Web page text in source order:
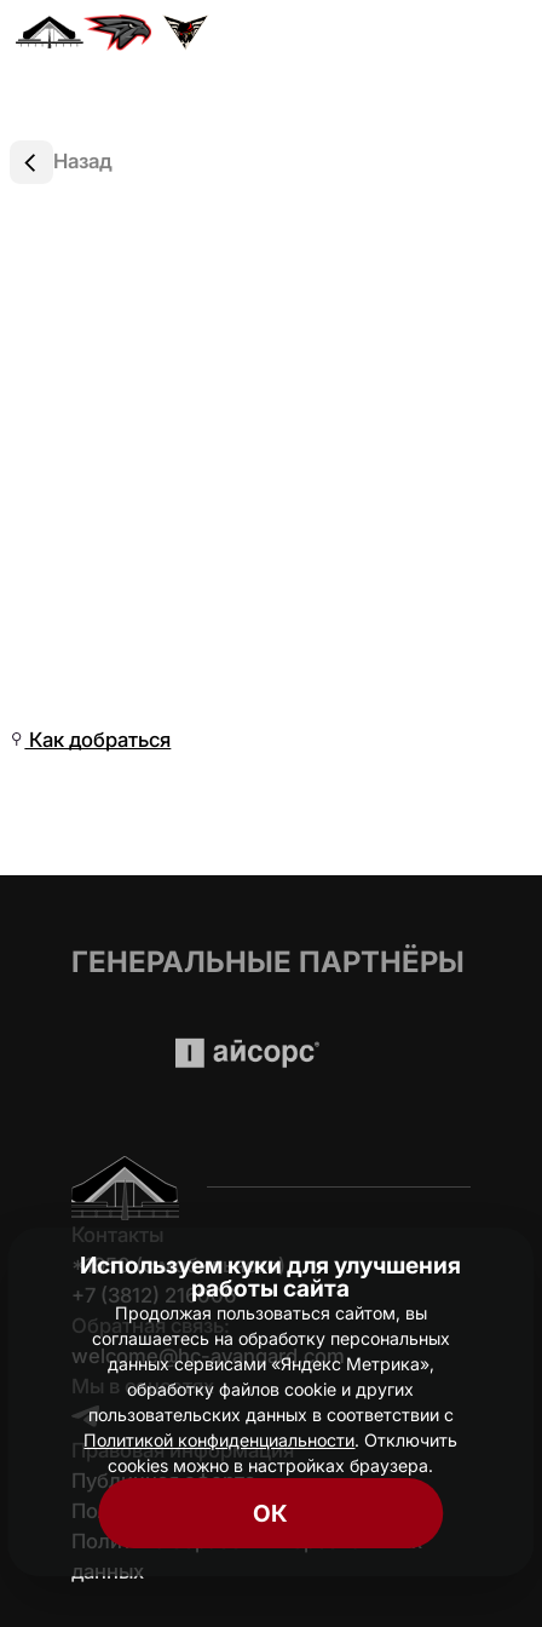
Назад
Как добраться
ГЕНЕРАЛЬНЫЕ ПАРТНЁРЫ
Контакты
*1950 (c мобильного)
+7 (3812) 216006
Обратная связь:
welcome@hc-avangard.com
Мы в соцсетях
Правовая информация
Публичная оферта
Политика конфиденциальности
Политика обработки персональных
данных
Используем куки для улучшения
работы сайта
Продолжая пользоваться сайтом, вы
соглашаетесь на обработку персональных
данных сервисами «Яндекс Метрика»,
обработку файлов cookie и других
пользовательских данных в соответствии с
Политикой конфиденциальности. Отключить
cookies можно в настройках браузера.
ОК